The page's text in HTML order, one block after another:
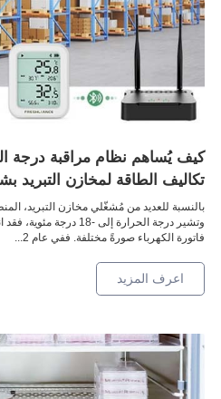
كيف يُساهم نظام مراقبة درجة
تكاليف الطاقة لمخازن التبريد
بالنسبة للعديد من مُشغّلي مخازن التبريد،
وتشير درجة الحرارة إلى -
فاتورة الكهرباء صورةً مختلفة. ففي عام 2...
اعرف المزيد